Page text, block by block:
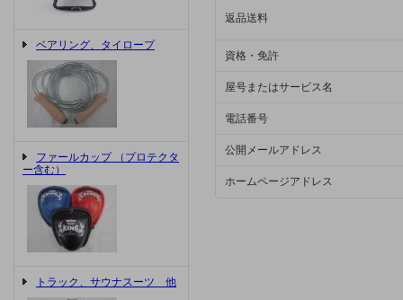
ベアリング、タイロープ
ファールカップ （プロテクタ
ー含む）
トラック、サウナスーツ 他
返品送料
資格・免許
屋号またはサービス名
電話番号
公開メールアドレス
ホームページアドレス